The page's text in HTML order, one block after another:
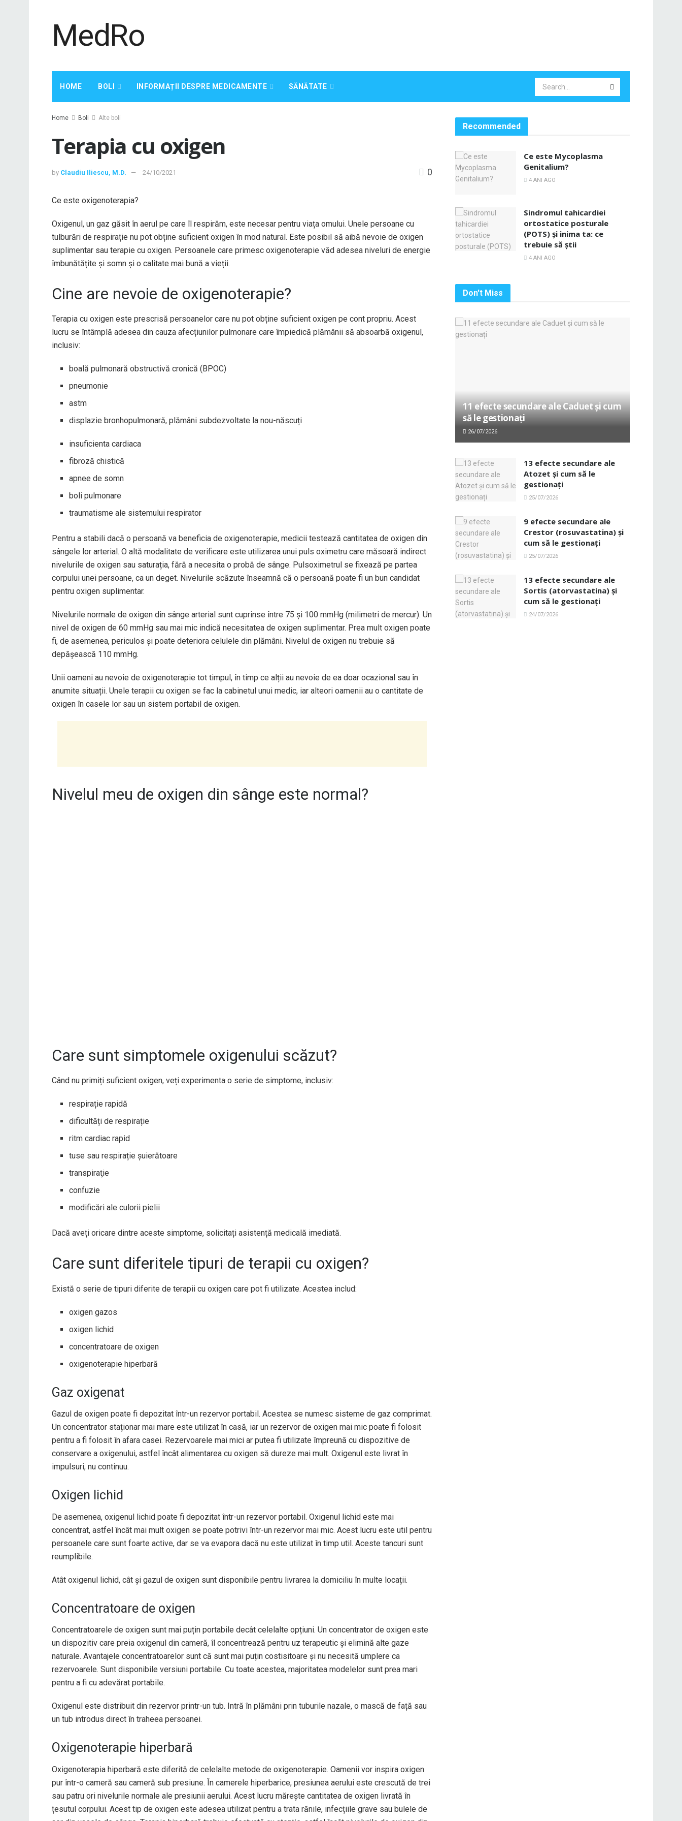
MedRo
HOME BOLI INFORMAȚII DESPRE MEDICAMENTE SĂNĂTATE
Home Boli Alte boli
Terapia cu oxigen
by Claudiu Iliescu, M.D. 24/10/2021 0
Ce este oxigenoterapia?
Oxigenul, un gaz găsit în aerul pe care îl respirăm, este necesar pentru viața omului. Unele persoane cu
tulburări de respirație nu pot obține suficient oxigen în mod natural. Este posibil să aibă nevoie de oxigen
suplimentar sau terapie cu oxigen. Persoanele care primesc oxigenoterapie văd adesea niveluri de energie
îmbunătățite și somn și o calitate mai bună a vieții.
Cine are nevoie de oxigenoterapie?
Terapia cu oxigen este prescrisă persoanelor care nu pot obține suficient oxigen pe cont propriu. Acest
lucru se întâmplă adesea din cauza afecțiunilor pulmonare care împiedică plămânii să absoarbă oxigenul,
inclusiv:
boală pulmonară obstructivă cronică (BPOC)
pneumonie
astm
displazie bronhopulmonară, plămâni subdezvoltate la nou-născuți
insuficienta cardiaca
fibroză chistică
apnee de somn
boli pulmonare
traumatisme ale sistemului respirator
Pentru a stabili dacă o persoană va beneficia de oxigenoterapie, medicii testează cantitatea de oxigen din
sângele lor arterial. O altă modalitate de verificare este utilizarea unui puls oximetru care măsoară indirect
nivelurile de oxigen sau saturația, fără a necesita o probă de sânge. Pulsoximetrul se fixează pe partea
corpului unei persoane, ca un deget. Nivelurile scăzute înseamnă că o persoană poate fi un bun candidat
pentru oxigen suplimentar.
Nivelurile normale de oxigen din sânge arterial sunt cuprinse între 75 și 100 mmHg (milimetri de mercur). Un
nivel de oxigen de 60 mmHg sau mai mic indică necesitatea de oxigen suplimentar. Prea mult oxigen poate
fi, de asemenea, periculos și poate deteriora celulele din plămâni. Nivelul de oxigen nu trebuie să
depășească 110 mmHg.
Unii oameni au nevoie de oxigenoterapie tot timpul, în timp ce alții au nevoie de ea doar ocazional sau în
anumite situații. Unele terapii cu oxigen se fac la cabinetul unui medic, iar alteori oamenii au o cantitate de
oxigen în casele lor sau un sistem portabil de oxigen.
Nivelul meu de oxigen din sânge este normal?
Care sunt simptomele oxigenului scăzut?
Când nu primiți suficient oxigen, veți experimenta o serie de simptome, inclusiv:
respirație rapidă
dificultăți de respirație
ritm cardiac rapid
tuse sau respirație șuierătoare
transpiraţie
confuzie
modificări ale culorii pielii
Dacă aveți oricare dintre aceste simptome, solicitați asistență medicală imediată.
Care sunt diferitele tipuri de terapii cu oxigen?
Există o serie de tipuri diferite de terapii cu oxigen care pot fi utilizate. Acestea includ:
oxigen gazos
oxigen lichid
concentratoare de oxigen
oxigenoterapie hiperbară
Gaz oxigenat
Gazul de oxigen poate fi depozitat într-un rezervor portabil. Acestea se numesc sisteme de gaz comprimat.
Un concentrator staționar mai mare este utilizat în casă, iar un rezervor de oxigen mai mic poate fi folosit
pentru a fi folosit în afara casei. Rezervoarele mai mici ar putea fi utilizate împreună cu dispozitive de
conservare a oxigenului, astfel încât alimentarea cu oxigen să dureze mai mult. Oxigenul este livrat în
impulsuri, nu continuu.
Oxigen lichid
De asemenea, oxigenul lichid poate fi depozitat într-un rezervor portabil. Oxigenul lichid este mai
concentrat, astfel încât mai mult oxigen se poate potrivi într-un rezervor mai mic. Acest lucru este util pentru
persoanele care sunt foarte active, dar se va evapora dacă nu este utilizat în timp util. Aceste tancuri sunt
reumplibile.
Atât oxigenul lichid, cât și gazul de oxigen sunt disponibile pentru livrarea la domiciliu în multe locații.
Concentratoare de oxigen
Concentratoarele de oxigen sunt mai puțin portabile decât celelalte opțiuni. Un concentrator de oxigen este
un dispozitiv care preia oxigenul din cameră, îl concentrează pentru uz terapeutic și elimină alte gaze
naturale. Avantajele concentratoarelor sunt că sunt mai puțin costisitoare și nu necesită umplere ca
rezervoarele. Sunt disponibile versiuni portabile. Cu toate acestea, majoritatea modelelor sunt prea mari
pentru a fi cu adevărat portabile.
Oxigenul este distribuit din rezervor printr-un tub. Intră în plămâni prin tuburile nazale, o mască de față sau
un tub introdus direct în traheea persoanei.
Oxigenoterapie hiperbară
Oxigenoterapia hiperbară este diferită de celelalte metode de oxigenoterapie. Oamenii vor inspira oxigen
pur într-o cameră sau cameră sub presiune. În camerele hiperbarice, presiunea aerului este crescută de trei
sau patru ori nivelurile normale ale presiunii aerului. Acest lucru mărește cantitatea de oxigen livrată în
țesutul corpului. Acest tip de oxigen este adesea utilizat pentru a trata rănile, infecțiile grave sau bulele de
Recommended
Ce este Mycoplasma
Genitalium?
4 ANI AGO
Sindromul tahicardiei
ortostatice posturale
(POTS) și inima ta: ce
trebuie să știi
4 ANI AGO
Don't Miss
11 efecte secundare ale Caduet și cum
să le gestionați
26/07/2026
13 efecte secundare ale
Atozet și cum să le
gestionați
25/07/2026
9 efecte secundare ale
Crestor (rosuvastatina) și
cum să le gestionați
25/07/2026
13 efecte secundare ale
Sortis (atorvastatina) și
cum să le gestionați
24/07/2026